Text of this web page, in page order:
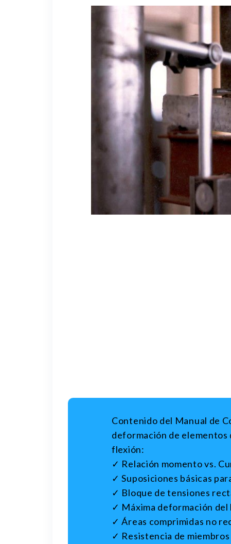
Contenido del Manual de
deformación de elementos
flexión:
✓ Relación momento vs.
✓ Suposiciones básicas
✓ Bloque de tensiones
✓ Máxima deformación
✓ Áreas comprimidas no
✓ Resistencia de